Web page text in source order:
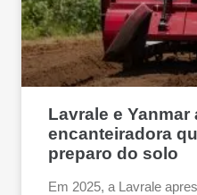
Lavrale e Yanmar
encanteiradora
preparo do solo
Em 2025, a Lavrale